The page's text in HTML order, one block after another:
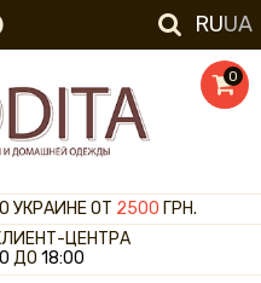
RUUA
0
УКРАИНЕ ОТ 2500 ГРН.
ЦЕНТРА
ДО 18:00